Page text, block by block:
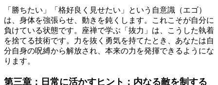
「勝ちたい」「格好良く見せたい」という自意識（エゴ）
は、身体を強張らせ、動きを鈍くします。これこそが自分に
負けている状態です。座禅で学ぶ「抜力」は、こうした執着
を捨てる技術です。力を抜く勇気を持てたとき、あなたは自
分自身の呪縛から解放され、本来の力を発揮できるようにな
ります。
第三章：日常に活かすヒント：内なる敵を制する